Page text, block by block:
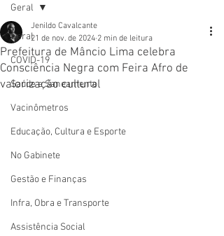
Geral
COVID-19
Saúde e Saneamento
Vacinômetros
Educação, Cultura e Esporte
No Gabinete
Gestão e Finanças
Infra, Obra e Transporte
Assistência Social
Geral
Prefeitura de Mâncio Lima celebra
Consciência Negra com Feira Afro de
valorização cultural
Jenildo Cavalcante
21 de nov. de 2024 2 min de leitura